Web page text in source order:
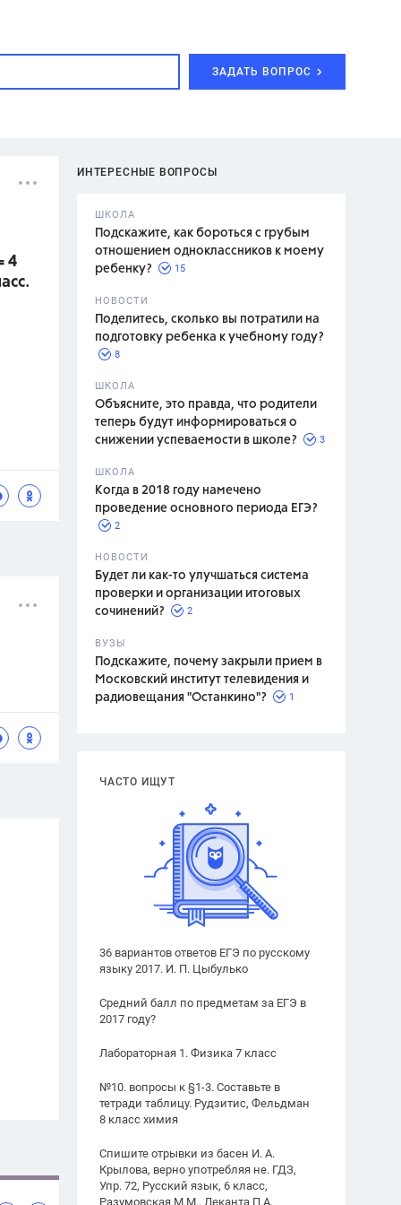
ЗАДАТЬ ВОПРОС
ИНТЕРЕСНЫЕ ВОПРОСЫ
ШКОЛА
Подскажите, как бороться с грубым
отношением одноклассников к моему
ребенку?
15
НОВОСТИ
Поделитесь, сколько вы потратили на
подготовку ребенка к учебному году?
8
ШКОЛА
Объясните, это правда, что родители
теперь будут информироваться о
снижении успеваемости в школе?
3
ШКОЛА
Когда в 2018 году намечено
проведение основного периода ЕГЭ?
2
НОВОСТИ
Будет ли как-то улучшаться система
проверки и организации итоговых
сочинений?
2
ВУЗЫ
Подскажите, почему закрыли прием в
Московский институт телевидения и
радиовещания "Останкино"?
1
ЧАСТО ИЩУТ
36 вариантов ответов ЕГЭ по русскому
языку 2017. И. П. Цыбулько
Средний балл по предметам за ЕГЭ в
2017 году?
Лабораторная 1. Физика 7 класс
№10. вопросы к §1-3. Составьте в
тетради таблицу. Рудзитис, Фельдман
8 класс химия
Спишите отрывки из басен И. А.
Крылова, верно употребляя не. ГДЗ,
Упр. 72, Русский язык, 6 класс,
Разумовская М.М., Леканта П.А.
4